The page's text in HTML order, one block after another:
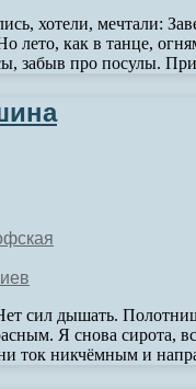
хотели, мечтали:
лето, как в танце,
забыв про посулы.
сил дышать.
Я снова сирота,
ток никчёмным и